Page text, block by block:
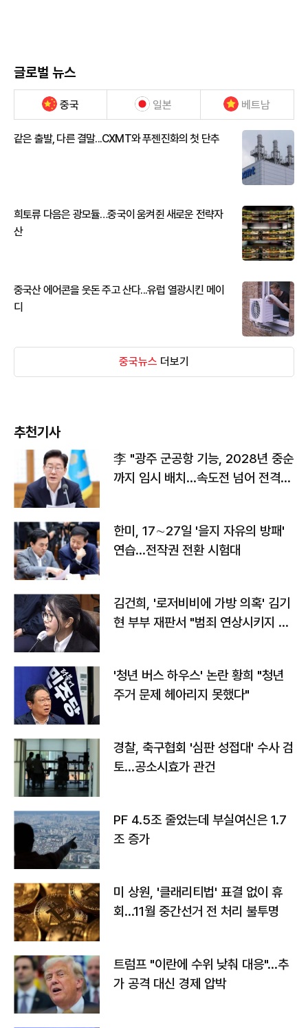
글로벌 뉴스
중국 일본 베트남
같은 출발, 다른 결말...CXMT와 푸젠진화의 첫 단추
희토류 다음은 광모듈…중국이 움켜쥔 새로운 전략자
산
중국산 에어콘을 웃돈 주고 산다...유럽 열광시킨 메이
디
중국뉴스 더보기
추천기사
李 "광주 군공항 기능, 2028년 중순
까지 임시 배치…속도전 넘어 전격
한미, 17∼27일 '을지 자유의 방패'
연습…전작권 전환 시험대
김건희, '로저비비에 가방 의혹' 김기
현 부부 재판서 "범죄 연상시키지 말
'청년 버스 하우스' 논란 황희 "청년
주거 문제 헤아리지 못했다"
경찰, 축구협회 '심판 성접대' 수사 검
토…공소시효가 관건
PF 4.5조 줄었는데 부실여신은 1.7
조 증가
미 상원, '클래리티법' 표결 없이 휴
회…11월 중간선거 전 처리 불투명
트럼프 "이란에 수위 낮춰 대응"…추
가 공격 대신 경제 압박